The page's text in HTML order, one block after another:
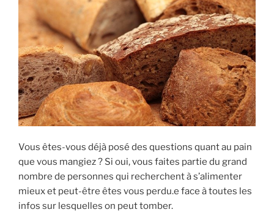
Vous êtes-vous déjà posé des questions quant au pain
que vous mangiez ? Si oui, vous faites partie du grand
nombre de personnes qui recherchent à s’alimenter
mieux et peut-être êtes vous perdu.e face à toutes les
infos sur lesquelles on peut tomber.